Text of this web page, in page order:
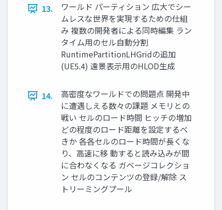
13.
ワールド パーティション 広大でシー
ムレスな世界を実現するための仕組
み 複数の開発者による同時編集 ラン
タイム用のセル自動分割
RuntimePartitionLHGridの追加
(UE5.4) 遠景表示用のHLOD生成
14.
高密度なワールドでの問題点 開発中
に遭遇しえる数々の課題 メモリとの
戦い セルのロード時間 ヒッチの増加
どの程度のロード距離を設定するべ
きか 各各セルのロード時間が長くな
り、高速に移 動すると読み込みが間
に合わなくなる ガベージコレクショ
ン セルのコンテンツの登録/解除 ス
トリーミングプール